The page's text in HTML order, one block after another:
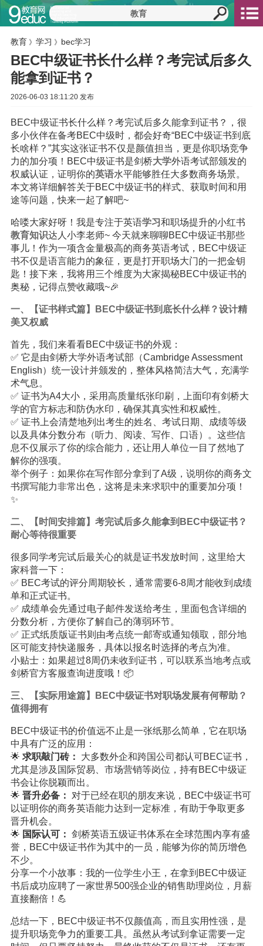
教育 》 学习 》 bec学习
BEC中级证书长什么样？考完试后多久
能拿到证书？
2026-06-03 18:11:20 发布
BEC中级证书长什么样？考完试后多久能拿到证书？，很
多小伙伴在备考BEC中级时，都会好奇“BEC中级证书到底
长啥样？”其实这张证书不仅是颜值担当，更是你职场竞争
力的加分项！BEC中级证书是剑桥大学外语考试部颁发的
权威认证，证明你的英语水平能够胜任大多数商务场景。
本文将详细解答关于BEC中级证书的样式、获取时间和用
途等问题，快来一起了解吧~
哈喽大家好呀！我是专注于英语学习和职场提升的小红书
教育知识达人小李老师~ 今天就来聊聊BEC中级证书那些
事儿！作为一项含金量极高的商务英语考试，BEC中级证
书不仅是语言能力的象征，更是打开职场大门的一把金钥
匙！接下来，我将用三个维度为大家揭秘BEC中级证书的
奥秘，记得点赞收藏哦~🎉
一、【证书样式篇】BEC中级证书到底长什么样？设计精
美又权威
首先，我们来看看BEC中级证书的外观：
✅ 它是由剑桥大学外语考试部（Cambridge Assessment
English）统一设计并颁发的，整体风格简洁大气，充满学
术气息。
✅ 证书为A4大小，采用高质量纸张印刷，上面印有剑桥大
学的官方标志和防伪水印，确保其真实性和权威性。
✅ 证书上会清楚地列出考生的姓名、考试日期、成绩等级
以及具体分数分布（听力、阅读、写作、口语）。这些信
息不仅展示了你的综合能力，还让用人单位一目了然地了
解你的强项。
举个例子：如果你在写作部分拿到了A级，说明你的商务文
书撰写能力非常出色，这将是未来求职中的重要加分项！
✨
二、【时间安排篇】考完试后多久能拿到BEC中级证书？
耐心等待很重要
很多同学考完试后最关心的就是证书发放时间，这里给大
家科普一下：
✅ BEC考试的评分周期较长，通常需要6-8周才能收到成绩
单和正式证书。
✅ 成绩单会先通过电子邮件发送给考生，里面包含详细的
分数分析，方便你了解自己的薄弱环节。
✅ 正式纸质版证书则由考点统一邮寄或通知领取，部分地
区可能支持快递服务，具体以报名时选择的考点为准。
小贴士：如果超过8周仍未收到证书，可以联系当地考点或
剑桥官方客服查询进度哦！📦
三、【实际用途篇】BEC中级证书对职场发展有何帮助？
值得拥有
BEC中级证书的价值远不止是一张纸那么简单，它在职场
中具有广泛的应用：
🌟 求职敲门砖：
大多数外企和跨国公司都认可BEC证书，
尤其是涉及国际贸易、市场营销等岗位，持有BEC中级证
书会让你脱颖而出。
🌟 晋升必备：
对于已经在职的朋友来说，BEC中级证书可
以证明你的商务英语能力达到一定标准，有助于争取更多
晋升机会。
🌟 国际认可： 剑桥英语五级证书体系在全球范围内享有盛
誉，BEC中级证书作为其中的一员，能够为你的简历增色
不少。
分享一个小故事：我的一位学生小王，在拿到BEC中级证
书后成功应聘了一家世界500强企业的销售助理岗位，月薪
直接翻倍！💪
总结一下，BEC中级证书不仅颜值高，而且实用性强，是
提升职场竞争力的重要工具。虽然从考试到拿证需要一定